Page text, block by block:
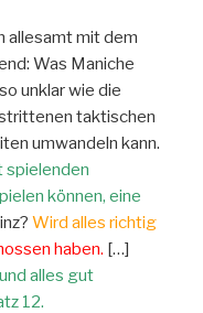
allesamt mit dem
Was Maniche
unklar wie die
taktischen
umwandeln kann.
spielenden
können, eine
Wird alles richtig
haben. […]
alles gut
12.